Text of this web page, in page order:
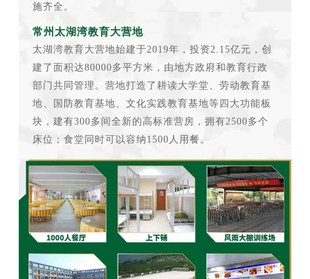
施齐全。
常州太湖湾教育大营地
太湖湾教育大营地始建于2019年，投资2.15亿元，创
建了面积达80000多平方米，由地方政府和教育行政
部门共同管理。营地打造了耕读大学堂、劳动教育基
地、国防教育基地、文化实践教育基地等四大功能板
块，建有300多间全新的高标准营房，拥有2500多个
床位；食堂同时可以容纳1500人用餐。